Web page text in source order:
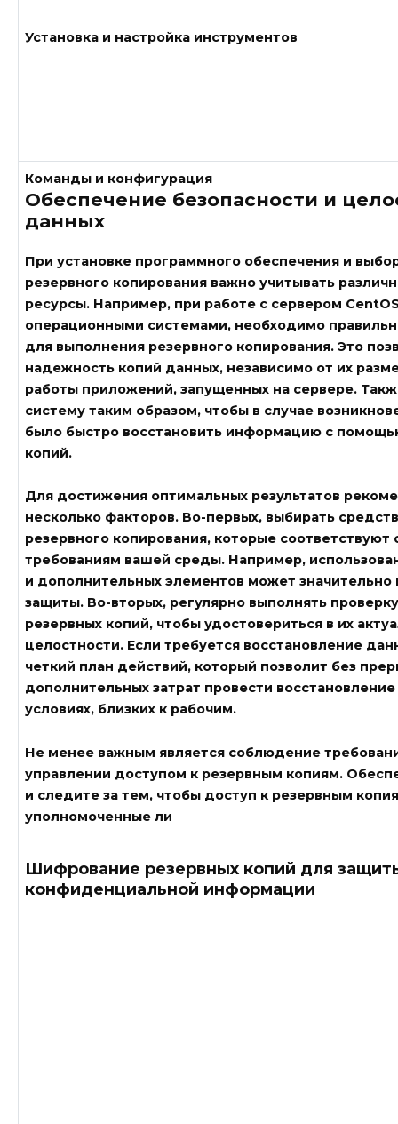
Установка и настройка инструментов
Команды и конфигурация
Обеспечение безопасности и
данных
При установке программного обеспечения и
резервного копирования важно учитывать
ресурсы. Например, при работе с сервером
операционными системами, необходимо
для выполнения резервного копирования. Это
надежность копий данных, независимо от их
работы приложений, запущенных на сервере.
систему таким образом, чтобы в случае
было быстро восстановить информацию с
копий.
Для достижения оптимальных результатов
несколько факторов. Во-первых, выбирать
резервного копирования, которые
требованиям вашей среды. Например,
и дополнительных элементов может значительно
защиты. Во-вторых, регулярно выполнять
резервных копий, чтобы удостовериться в их
целостности. Если требуется восстановление
четкий план действий, который позволит без
дополнительных затрат провести
условиях, близких к рабочим.
Не менее важным является соблюдение
управлении доступом к резервным копиям.
и следите за тем, чтобы доступ к резервным
уполномоченные ли
Шифрование резервных копий для
конфиденциальной информации